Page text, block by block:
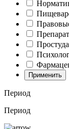
Простуда
Применить
Период
Период